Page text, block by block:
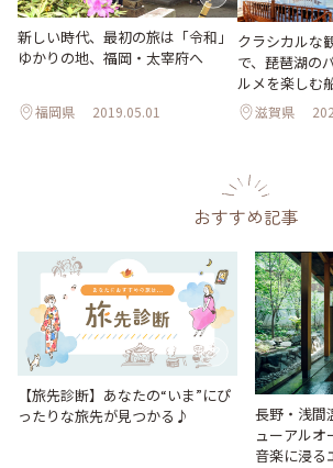
新しい時代、最初の旅は「令和」
ゆかりの地、福岡・太宰府へ
福岡県 2019.05.01
クラシカルな
で、琵琶湖の
ルメを楽しむ
滋賀県
おすすめ記事
【旅先診断】あなたの“いま”にぴ
ったりな旅先が見つかる♪
長野・浅間
ューアルオ
音楽に浸る